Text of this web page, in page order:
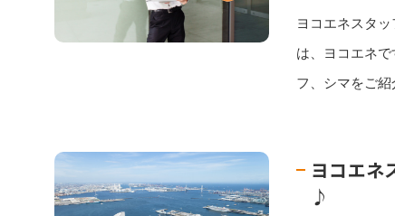
ヨコエネスタ
は、ヨコエネ
フ、シマをご
ヨコエネ
♪